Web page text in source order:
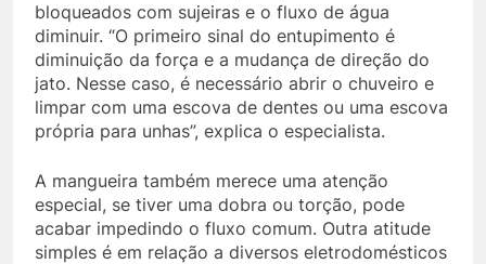
bloqueados com sujeiras e o fluxo de água
diminuir. “O primeiro sinal do entupimento é
diminuição da força e a mudança de direção do
jato. Nesse caso, é necessário abrir o chuveiro e
limpar com uma escova de dentes ou uma escova
própria para unhas”, explica o especialista.
A mangueira também merece uma atenção
especial, se tiver uma dobra ou torção, pode
acabar impedindo o fluxo comum. Outra atitude
simples é em relação a diversos eletrodomésticos